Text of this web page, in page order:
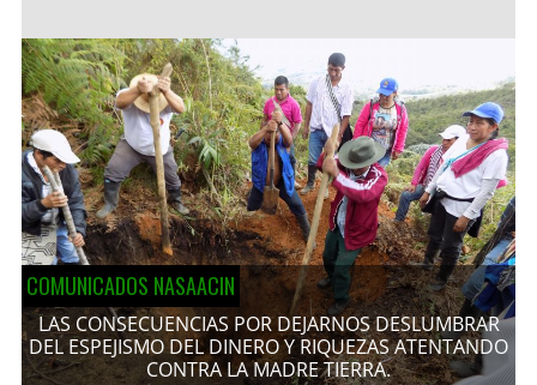
COMUNICADOS NASAACIN
LAS CONSECUENCIAS POR DEJARNOS DESLUMBRAR
DEL ESPEJISMO DEL DINERO Y RIQUEZAS ATENTANDO
CONTRA LA MADRE TIERRA.